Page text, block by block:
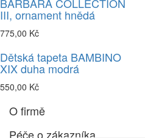
BARBARA COLLECTION
III, ornament hnědá
775,00 Kč
Dětská tapeta BAMBINO
XIX duha modrá
550,00 Kč
O firmě
Péče o zákazníka